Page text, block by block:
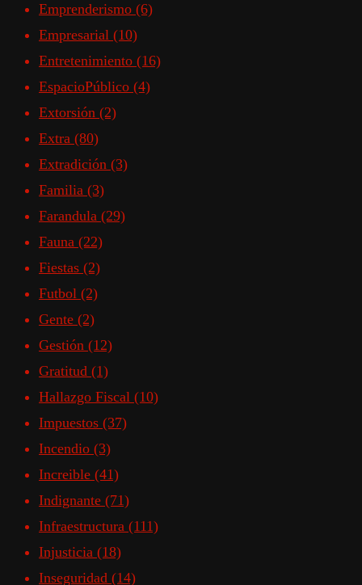
Emprenderismo (6)
Empresarial (10)
Entretenimiento (16)
EspacioPúblico (4)
Extorsión (2)
Extra (80)
Extradición (3)
Familia (3)
Farandula (29)
Fauna (22)
Fiestas (2)
Futbol (2)
Gente (2)
Gestión (12)
Gratitud (1)
Hallazgo Fiscal (10)
Impuestos (37)
Incendio (3)
Increible (41)
Indignante (71)
Infraestructura (111)
Injusticia (18)
Inseguridad (14)